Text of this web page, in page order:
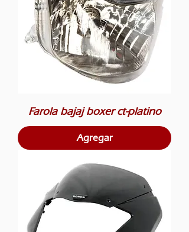
Farola bajaj boxer ct-platino
Agregar